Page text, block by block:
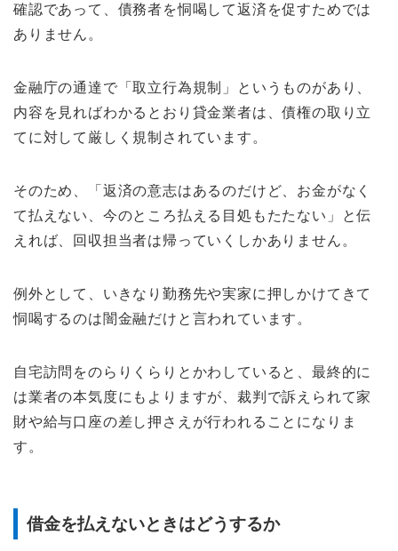
確認であって、債務者を恫喝して返済を促すためでは
ありません。
金融庁の通達で「取立行為規制」というものがあり、
内容を見ればわかるとおり貸金業者は、債権の取り立
てに対して厳しく規制されています。
そのため、「返済の意志はあるのだけど、お金がなく
て払えない、今のところ払える目処もたたない」と伝
えれば、回収担当者は帰っていくしかありません。
例外として、いきなり勤務先や実家に押しかけてきて
恫喝するのは闇金融だけと言われています。
自宅訪問をのらりくらりとかわしていると、最終的に
は業者の本気度にもよりますが、裁判で訴えられて家
財や給与口座の差し押さえが行われることになりま
す。
借金を払えないときはどうするか